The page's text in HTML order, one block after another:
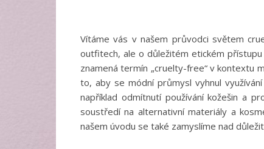
Vítáme vás v našem průvodci světem
outfitech, ale o důležitém etickém
znamená termín „cruelty-free“ v kontextu
to, aby se módní průmysl vyhnul
například odmítnutí používání kožešin a
soustředí na alternativní materiály a
našem úvodu se také zamyslíme nad